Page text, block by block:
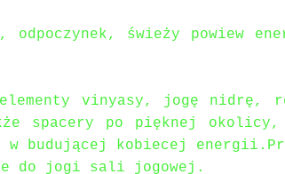
świeży powiew
vinyasy, jogę nidrę,
spacery po pięknej
w budującej kobiecej energii.
do jogi sali jogowej.